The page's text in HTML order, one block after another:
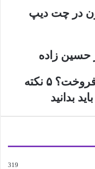
در چت دیپ
حسین زاده
ملک در رهن را می‌توان فروخت؟ ۵ نکته
بدانید
319